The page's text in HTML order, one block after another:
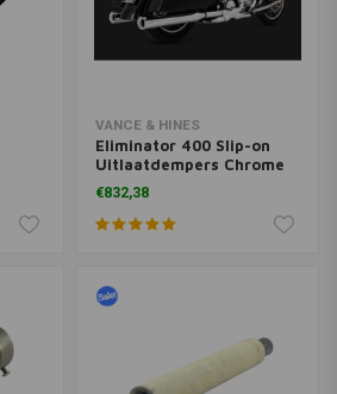
VANCE & HINES
Eliminator 400 Slip-on
Uitlaatdempers Chrome
95-16
€832,38